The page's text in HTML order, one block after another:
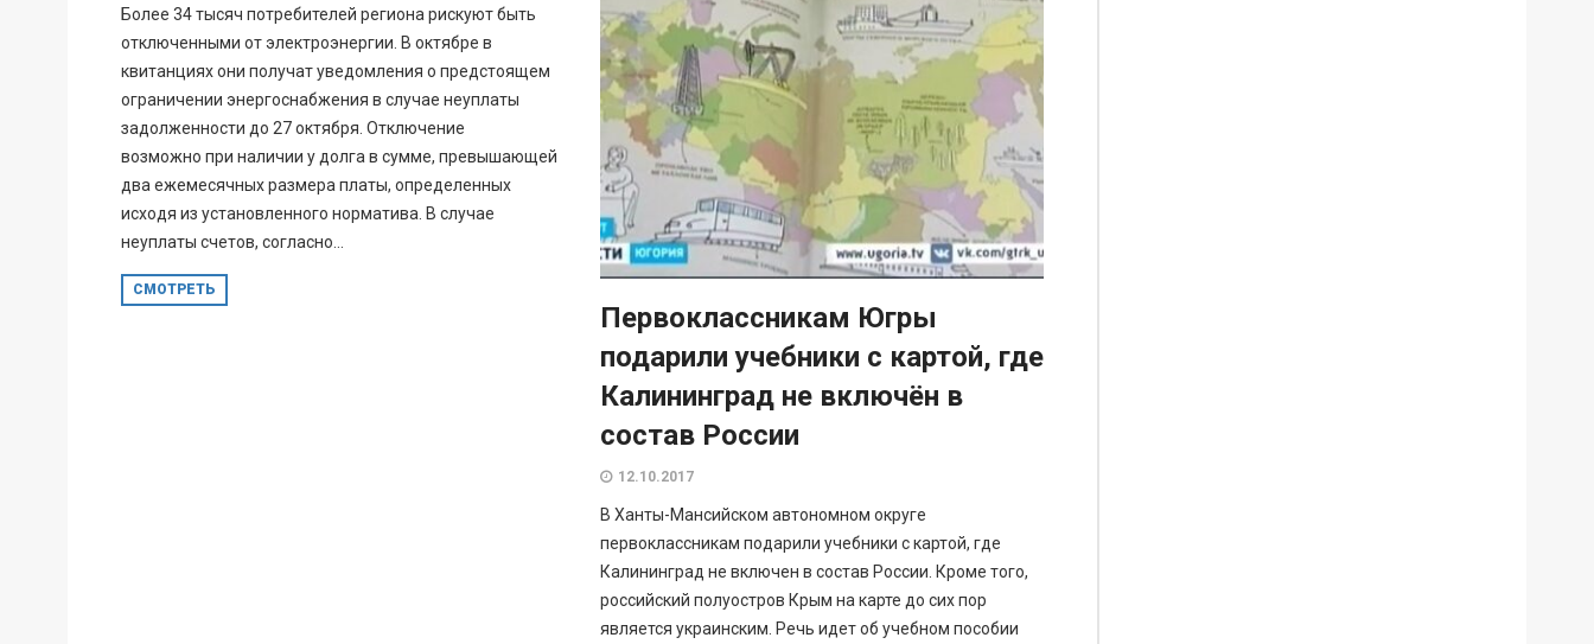
Более 34 тысяч потребителей региона рискуют быть
отключенными от электроэнергии. В октябре в
квитанциях они получат уведомления о предстоящем
ограничении энергоснабжения в случае неуплаты
задолженности до 27 октября. Отключение
возможно при наличии у долга в сумме, превышающей
два ежемесячных размера платы, определенных
исходя из установленного норматива. В случае
неуплаты счетов, согласно...
СМОТРЕТЬ
Первоклассникам Югры
подарили учебники с картой, где
Калининград не включён в
состав России
12.10.2017
В Ханты-Мансийском автономном округе
первоклассникам подарили учебники с картой, где
Калининград не включен в состав России. Кроме того,
российский полуостров Крым на карте до сих пор
является украинским. Речь идет об учебном пособии